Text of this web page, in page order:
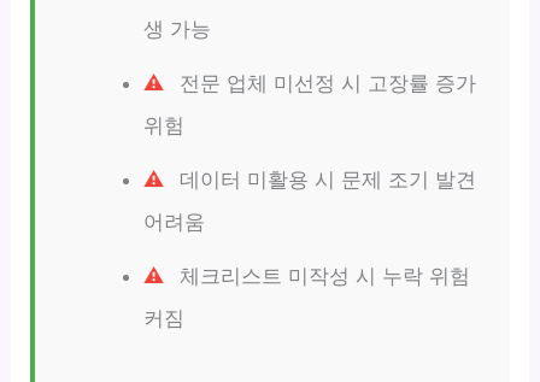
생 가능
전문 업체 미선정 시 고장률 증가
위험
데이터 미활용 시 문제 조기 발견
어려움
체크리스트 미작성 시 누락 위험
커짐